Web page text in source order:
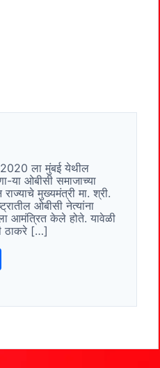
2020 ला मुंबई येथील
या ओबीसी समाजाच्या
मुख्यमंत्री मा. श्री.
ओबीसी नेत्यांना
आमंत्रित केले होते. यावेळी
ठाकरे […]
ar